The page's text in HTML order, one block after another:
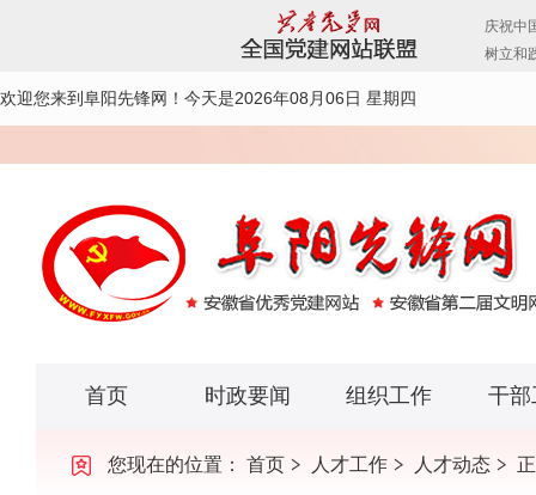
欢迎您来到阜阳先锋网！ 今天是2026年08月06日 星期四
首页 时政要闻 组织工作 干部
您现在的位置： 首页 人才工作 人才动态